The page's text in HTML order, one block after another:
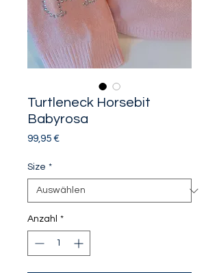
Turtleneck Horsebit
Babyrosa
99,95 €Preis
Size *
Anzahl *